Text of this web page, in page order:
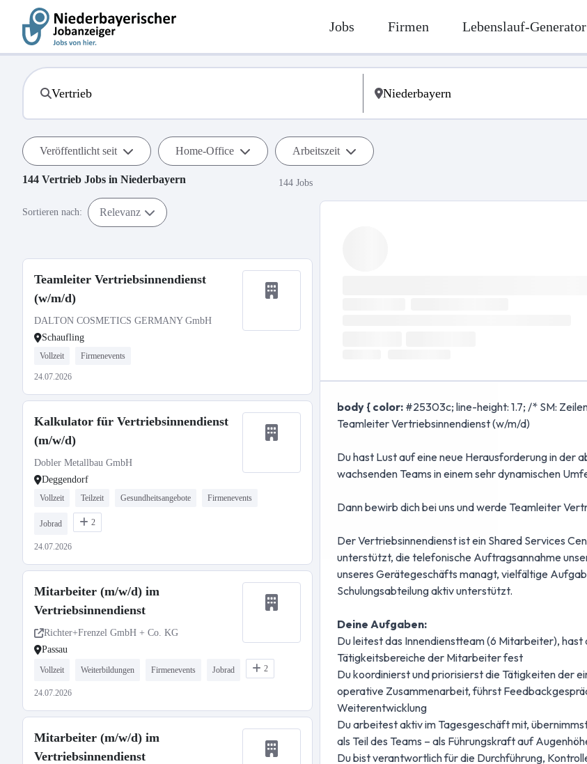
Jobs Firmen Lebenslauf-Generator
Veröffentlicht seit Home-Office Arbeitszeit
144 Vertrieb Jobs in Niederbayern 144 Jobs
Sortieren nach: Relevanz
Teamleiter Vertriebsinnendienst
(w/m/d)
DALTON COSMETICS GERMANY GmbH
Schaufling
Vollzeit Firmenevents
24.07.2026
Kalkulator für Vertriebsinnendienst
(m/w/d)
Dobler Metallbau GmbH
Deggendorf
Vollzeit Teilzeit Gesundheitsangebote Firmenevents
Jobrad 2
24.07.2026
Mitarbeiter (m/w/d) im
Vertriebsinnendienst
Richter+Frenzel GmbH + Co. KG
Passau
Vollzeit Weiterbildungen Firmenevents Jobrad 2
24.07.2026
Mitarbeiter (m/w/d) im
Vertriebsinnendienst